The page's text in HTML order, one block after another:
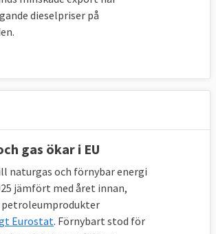
dieselpriser på
gas ökar i EU
naturgas och förnybar energi
jämfört med året innan,
petroleumprodukter
Eurostat. Förnybart stod för